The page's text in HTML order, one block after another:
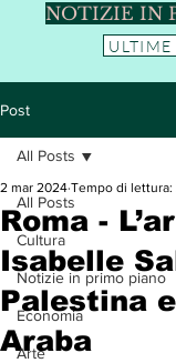
NOTIZIE IN
ULTIME
Post
All Posts
Cultura
Notizie in primo piano
Economia
Arte
All Posts
Roma -
Isabelle
Palestina
Araba
2 mar 2024 Tempo di lettura: